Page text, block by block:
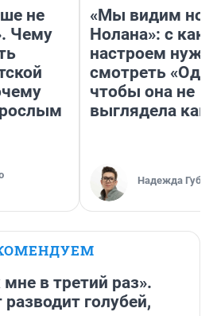
не
Чему
«Мы видим
Нолана»: с
настроем
смотреть
чтобы она не
выглядела как
Надежда
в третий раз».
голубей,